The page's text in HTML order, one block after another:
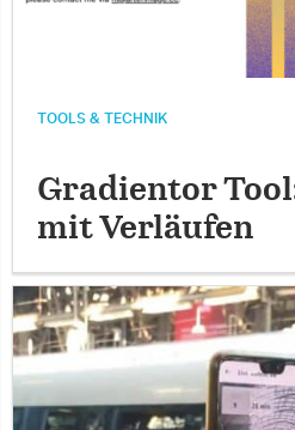
TOOLS & TECHNIK
Gradientor
mit Verläufen